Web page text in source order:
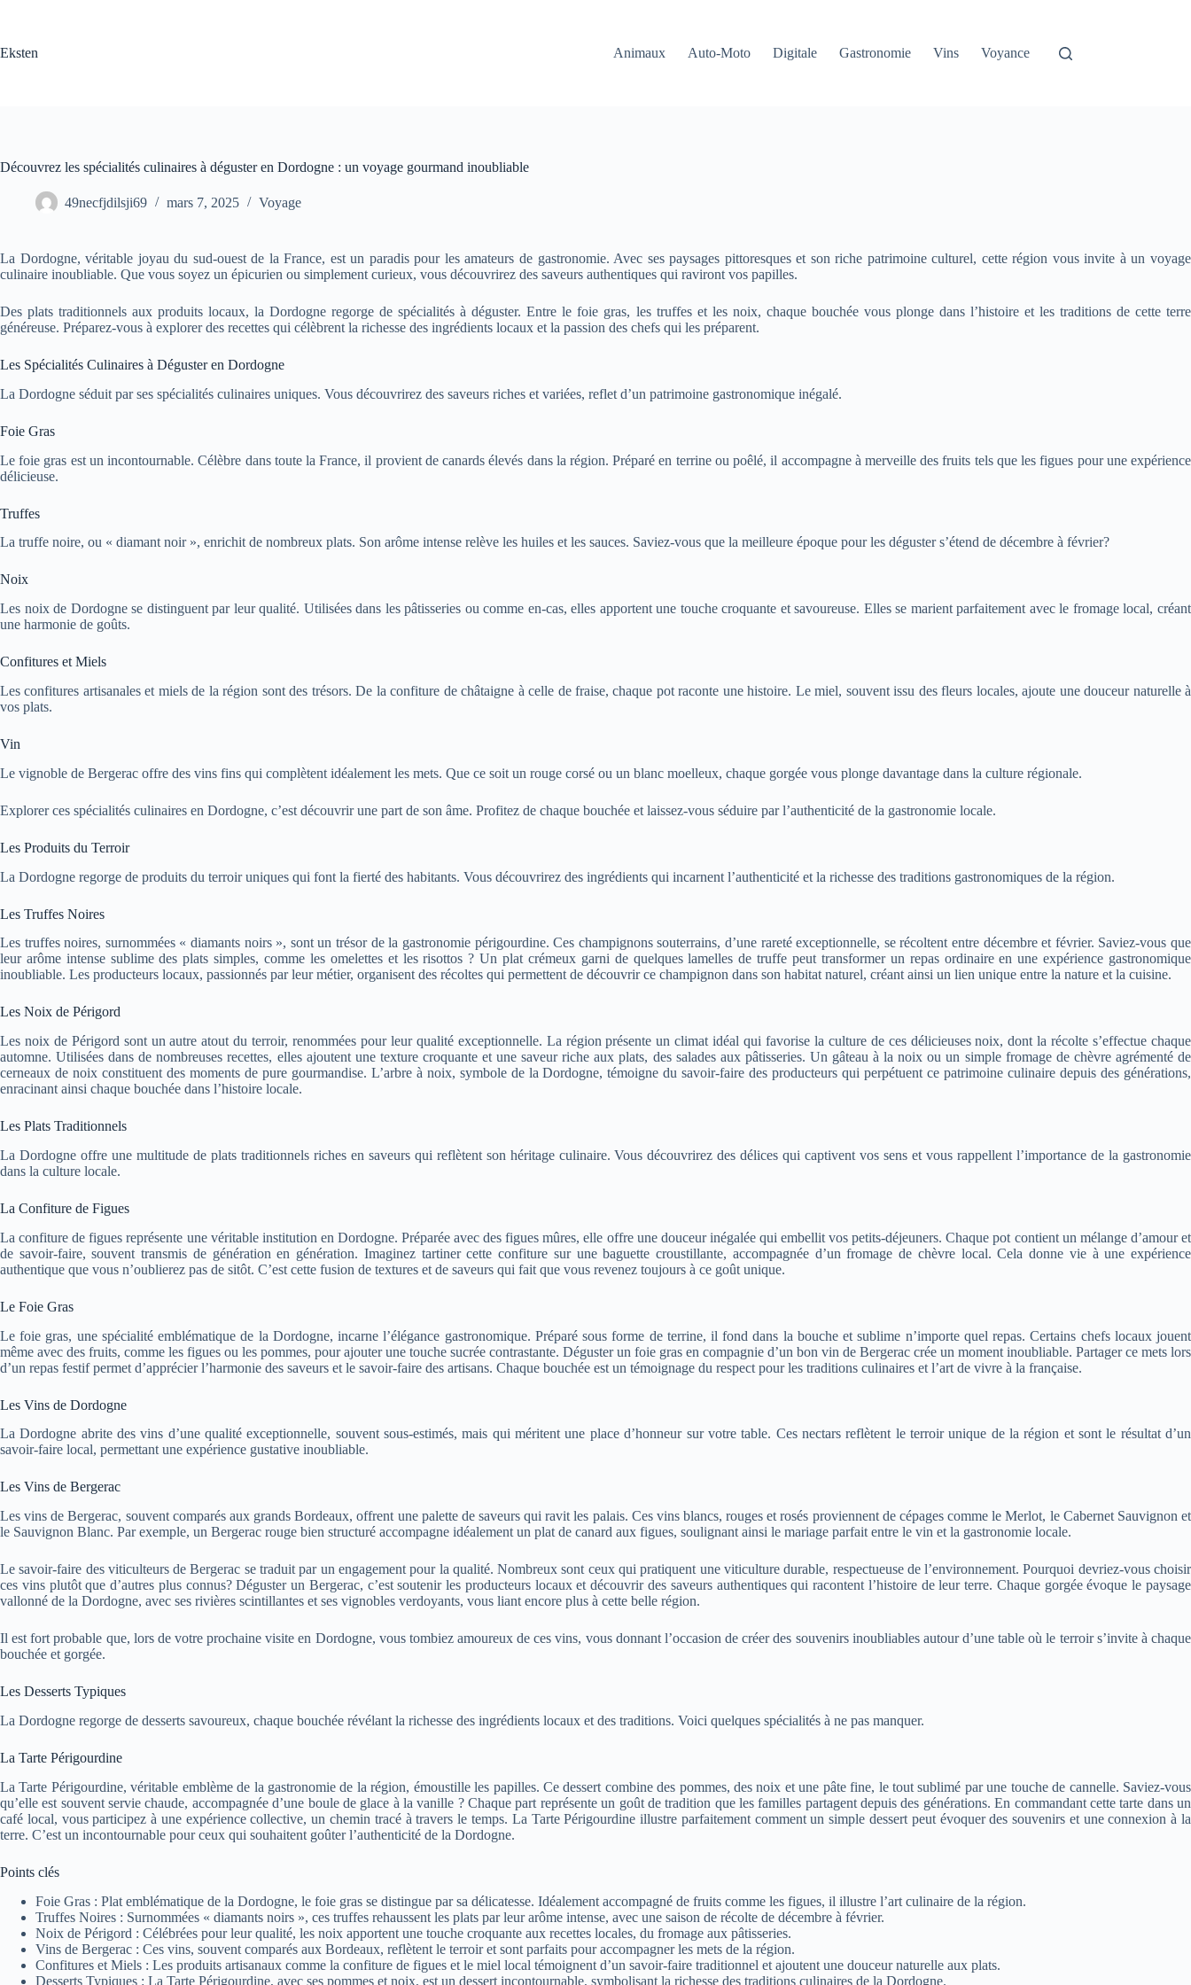
Eksten
Animaux Auto-Moto Digitale Gastronomie Vins Voyance
Découvrez les spécialités culinaires à déguster en Dordogne : un voyage gourmand inoubliable
49necfjdilsji69 mars 7, 2025 Voyage
La Dordogne, véritable joyau du sud-ouest de la France, est un paradis pour les amateurs de gastronomie. Avec ses paysages pittoresques et son riche patrimoine culturel, cette région vous invite à un voyage
culinaire inoubliable. Que vous soyez un épicurien ou simplement curieux, vous découvrirez des saveurs authentiques qui raviront vos papilles.
Des plats traditionnels aux produits locaux, la Dordogne regorge de spécialités à déguster. Entre le foie gras, les truffes et les noix, chaque bouchée vous plonge dans l’histoire et les traditions de cette terre
généreuse. Préparez-vous à explorer des recettes qui célèbrent la richesse des ingrédients locaux et la passion des chefs qui les préparent.
Les Spécialités Culinaires à Déguster en Dordogne
La Dordogne séduit par ses spécialités culinaires uniques. Vous découvrirez des saveurs riches et variées, reflet d’un patrimoine gastronomique inégalé.
Foie Gras
Le foie gras est un incontournable. Célèbre dans toute la France, il provient de canards élevés dans la région. Préparé en terrine ou poêlé, il accompagne à merveille des fruits tels que les figues pour une expérience
délicieuse.
Truffes
La truffe noire, ou « diamant noir », enrichit de nombreux plats. Son arôme intense relève les huiles et les sauces. Saviez-vous que la meilleure époque pour les déguster s’étend de décembre à février?
Noix
Les noix de Dordogne se distinguent par leur qualité. Utilisées dans les pâtisseries ou comme en-cas, elles apportent une touche croquante et savoureuse. Elles se marient parfaitement avec le fromage local, créant
une harmonie de goûts.
Confitures et Miels
Les confitures artisanales et miels de la région sont des trésors. De la confiture de châtaigne à celle de fraise, chaque pot raconte une histoire. Le miel, souvent issu des fleurs locales, ajoute une douceur naturelle à
vos plats.
Vin
Le vignoble de Bergerac offre des vins fins qui complètent idéalement les mets. Que ce soit un rouge corsé ou un blanc moelleux, chaque gorgée vous plonge davantage dans la culture régionale.
Explorer ces spécialités culinaires en Dordogne, c’est découvrir une part de son âme. Profitez de chaque bouchée et laissez-vous séduire par l’authenticité de la gastronomie locale.
Les Produits du Terroir
La Dordogne regorge de produits du terroir uniques qui font la fierté des habitants. Vous découvrirez des ingrédients qui incarnent l’authenticité et la richesse des traditions gastronomiques de la région.
Les Truffes Noires
Les truffes noires, surnommées « diamants noirs », sont un trésor de la gastronomie périgourdine. Ces champignons souterrains, d’une rareté exceptionnelle, se récoltent entre décembre et février. Saviez-vous que
leur arôme intense sublime des plats simples, comme les omelettes et les risottos ? Un plat crémeux garni de quelques lamelles de truffe peut transformer un repas ordinaire en une expérience gastronomique
inoubliable. Les producteurs locaux, passionnés par leur métier, organisent des récoltes qui permettent de découvrir ce champignon dans son habitat naturel, créant ainsi un lien unique entre la nature et la cuisine.
Les Noix de Périgord
Les noix de Périgord sont un autre atout du terroir, renommées pour leur qualité exceptionnelle. La région présente un climat idéal qui favorise la culture de ces délicieuses noix, dont la récolte s’effectue chaque
automne. Utilisées dans de nombreuses recettes, elles ajoutent une texture croquante et une saveur riche aux plats, des salades aux pâtisseries. Un gâteau à la noix ou un simple fromage de chèvre agrémenté de
cerneaux de noix constituent des moments de pure gourmandise. L’arbre à noix, symbole de la Dordogne, témoigne du savoir-faire des producteurs qui perpétuent ce patrimoine culinaire depuis des générations,
enracinant ainsi chaque bouchée dans l’histoire locale.
Les Plats Traditionnels
La Dordogne offre une multitude de plats traditionnels riches en saveurs qui reflètent son héritage culinaire. Vous découvrirez des délices qui captivent vos sens et vous rappellent l’importance de la gastronomie
dans la culture locale.
La Confiture de Figues
La confiture de figues représente une véritable institution en Dordogne. Préparée avec des figues mûres, elle offre une douceur inégalée qui embellit vos petits-déjeuners. Chaque pot contient un mélange d’amour et
de savoir-faire, souvent transmis de génération en génération. Imaginez tartiner cette confiture sur une baguette croustillante, accompagnée d’un fromage de chèvre local. Cela donne vie à une expérience
authentique que vous n’oublierez pas de sitôt. C’est cette fusion de textures et de saveurs qui fait que vous revenez toujours à ce goût unique.
Le Foie Gras
Le foie gras, une spécialité emblématique de la Dordogne, incarne l’élégance gastronomique. Préparé sous forme de terrine, il fond dans la bouche et sublime n’importe quel repas. Certains chefs locaux jouent
même avec des fruits, comme les figues ou les pommes, pour ajouter une touche sucrée contrastante. Déguster un foie gras en compagnie d’un bon vin de Bergerac crée un moment inoubliable. Partager ce mets lors
d’un repas festif permet d’apprécier l’harmonie des saveurs et le savoir-faire des artisans. Chaque bouchée est un témoignage du respect pour les traditions culinaires et l’art de vivre à la française.
Les Vins de Dordogne
La Dordogne abrite des vins d’une qualité exceptionnelle, souvent sous-estimés, mais qui méritent une place d’honneur sur votre table. Ces nectars reflètent le terroir unique de la région et sont le résultat d’un
savoir-faire local, permettant une expérience gustative inoubliable.
Les Vins de Bergerac
Les vins de Bergerac, souvent comparés aux grands Bordeaux, offrent une palette de saveurs qui ravit les palais. Ces vins blancs, rouges et rosés proviennent de cépages comme le Merlot, le Cabernet Sauvignon et
le Sauvignon Blanc. Par exemple, un Bergerac rouge bien structuré accompagne idéalement un plat de canard aux figues, soulignant ainsi le mariage parfait entre le vin et la gastronomie locale.
Le savoir-faire des viticulteurs de Bergerac se traduit par un engagement pour la qualité. Nombreux sont ceux qui pratiquent une viticulture durable, respectueuse de l’environnement. Pourquoi devriez-vous choisir
ces vins plutôt que d’autres plus connus? Déguster un Bergerac, c’est soutenir les producteurs locaux et découvrir des saveurs authentiques qui racontent l’histoire de leur terre. Chaque gorgée évoque le paysage
vallonné de la Dordogne, avec ses rivières scintillantes et ses vignobles verdoyants, vous liant encore plus à cette belle région.
Il est fort probable que, lors de votre prochaine visite en Dordogne, vous tombiez amoureux de ces vins, vous donnant l’occasion de créer des souvenirs inoubliables autour d’une table où le terroir s’invite à chaque
bouchée et gorgée.
Les Desserts Typiques
La Dordogne regorge de desserts savoureux, chaque bouchée révélant la richesse des ingrédients locaux et des traditions. Voici quelques spécialités à ne pas manquer.
La Tarte Périgourdine
La Tarte Périgourdine, véritable emblème de la gastronomie de la région, émoustille les papilles. Ce dessert combine des pommes, des noix et une pâte fine, le tout sublimé par une touche de cannelle. Saviez-vous
qu’elle est souvent servie chaude, accompagnée d’une boule de glace à la vanille ? Chaque part représente un goût de tradition que les familles partagent depuis des générations. En commandant cette tarte dans un
café local, vous participez à une expérience collective, un chemin tracé à travers le temps. La Tarte Périgourdine illustre parfaitement comment un simple dessert peut évoquer des souvenirs et une connexion à la
terre. C’est un incontournable pour ceux qui souhaitent goûter l’authenticité de la Dordogne.
Points clés
Foie Gras : Plat emblématique de la Dordogne, le foie gras se distingue par sa délicatesse. Idéalement accompagné de fruits comme les figues, il illustre l’art culinaire de la région.
Truffes Noires : Surnommées « diamants noirs », ces truffes rehaussent les plats par leur arôme intense, avec une saison de récolte de décembre à février.
Noix de Périgord : Célébrées pour leur qualité, les noix apportent une touche croquante aux recettes locales, du fromage aux pâtisseries.
Vins de Bergerac : Ces vins, souvent comparés aux Bordeaux, reflètent le terroir et sont parfaits pour accompagner les mets de la région.
Confitures et Miels : Les produits artisanaux comme la confiture de figues et le miel local témoignent d’un savoir-faire traditionnel et ajoutent une douceur naturelle aux plats.
Desserts Typiques : La Tarte Périgourdine, avec ses pommes et noix, est un dessert incontournable, symbolisant la richesse des traditions culinaires de la Dordogne.